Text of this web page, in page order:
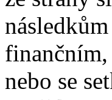
nebo se